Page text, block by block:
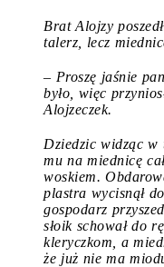
Brat Alojzy
talerz, lecz
– Proszę jaśnie
było, więc
Alojzeczek.
Dziedzic widząc w
mu na miednicę
woskiem.
plastra wycisnął
gospodarz
słoik schował do
kleryczkom, a
że już nie ma